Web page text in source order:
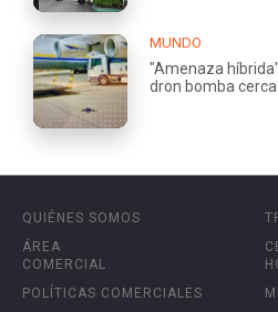
MUNDO
"Amenaza
dron bomba
QUIÉNES SOMOS
ÁREA
COMERCIAL
POLÍTICAS COMERCIALES